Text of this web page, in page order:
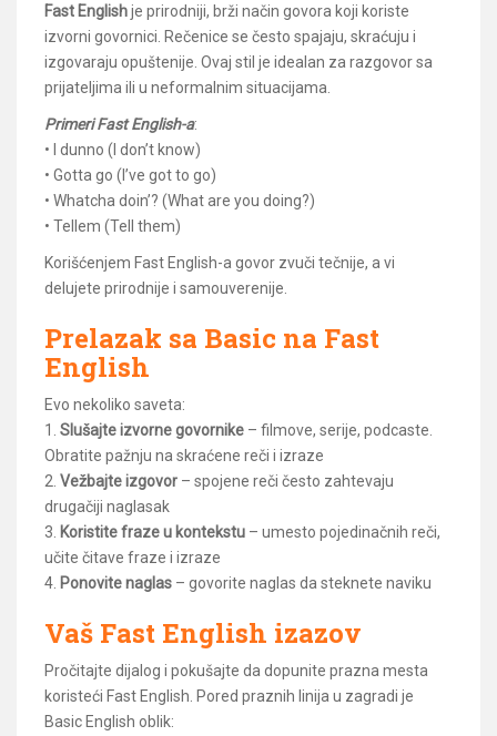
Fast Englishje prirodniji, brži način govora koji koriste
izvorni govornici. Rečenice se često spajaju, skraćuju i
izgovaraju opuštenije. Ovaj stil je idealan za razgovor sa
prijateljima ili u neformalnim situacijama.
Primeri Fast English-a:
• I dunno (I don’t know)
• Gotta go (I’ve got to go)
• Whatcha doin’? (What are you doing?)
• Tellem (Tell them)
Korišćenjem Fast English-a govor zvuči tečnije, a vi
delujete prirodnije i samouverenije.
Prelazak sa Basic na Fast
English
Evo nekoliko saveta:
1. Slušajte izvorne govornike – filmove, serije, podcaste.
Obratite pažnju na skraćene reči i izraze
2. Vežbajte izgovor – spojene reči često zahtevaju
drugačiji naglasak
3. Koristite fraze u kontekstu – umesto pojedinačnih reči,
učite čitave fraze i izraze
4. Ponovite naglas – govorite naglas da steknete naviku
Vaš Fast English izazov
Pročitajte dijalog i pokušajte da dopunite prazna mesta
koristeći Fast English. Pored praznih linija u zagradi je
Basic English oblik: